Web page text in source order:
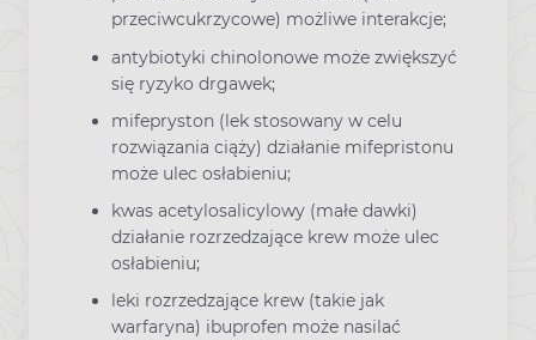
przeciwcukrzycowe) możliwe interakcje;
antybiotyki chinolonowe może zwiększyć
się ryzyko drgawek;
mifepryston (lek stosowany w celu
rozwiązania ciąży) działanie mifepristonu
może ulec osłabieniu;
kwas acetylosalicylowy (małe dawki)
działanie rozrzedzające krew może ulec
osłabieniu;
leki rozrzedzające krew (takie jak
warfaryna) ibuprofen może nasilać